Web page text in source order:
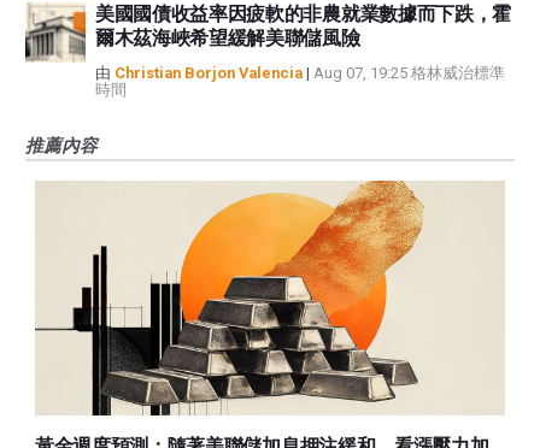
美國國債收益率因疲軟的非農就業數據而下跌，霍
爾木茲海峽希望緩解美聯儲風險
由 Christian Borjon Valencia | Aug 07, 19:25 格林威治標準
時間
推薦內容